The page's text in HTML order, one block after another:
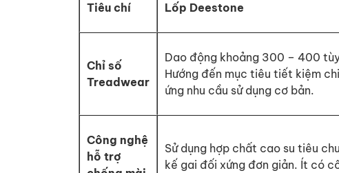
Tiêu chí Lốp Deestone
Chỉ số
Treadwear
Dao động khoảng 300 – 400
Hướng đến mục tiêu tiết kiệm
ứng nhu cầu sử dụng cơ bản.
Công nghệ
hỗ trợ
Sử dụng hợp chất cao su tiêu
kế gai đối xứng đơn giản. Ít có